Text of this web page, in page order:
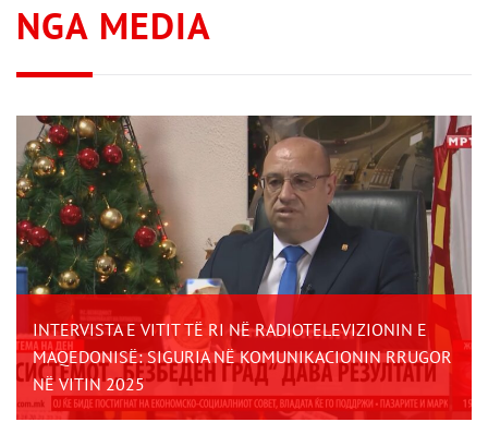
NGA MEDIA
INTERVISTA E VITIT TË RI NË RADIOTELEVIZIONIN E
MAQEDONISË: SIGURIA NË KOMUNIKACIONIN RRUGOR
NË VITIN 2025